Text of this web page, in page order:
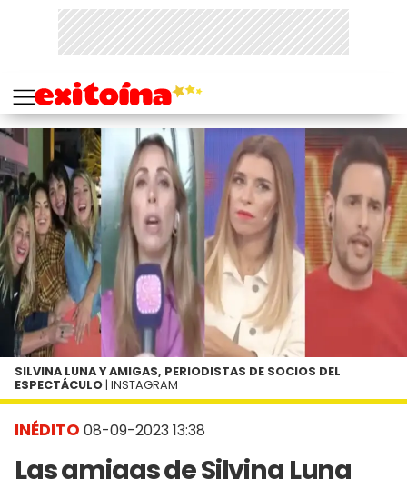
INÉDITO 08-09-2023 13:38
Las amigas de Silvina Luna
SILVINA LUNA Y AMIGAS, PERIODISTAS DE SOCIOS DEL
ESPECTÁCULO | INSTAGRAM